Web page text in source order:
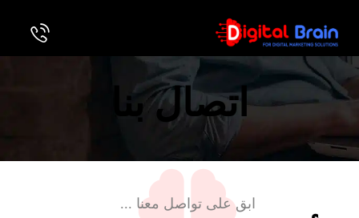
اتصال بنا
ابق على تواصل معنا ...